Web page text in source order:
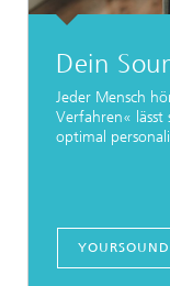
Dein
Jeder Mensch
Verfahren« lässt
optimal
YOURSOUND